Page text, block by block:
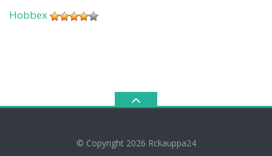
Hobbex
© Copyright 2026 Rckauppa24